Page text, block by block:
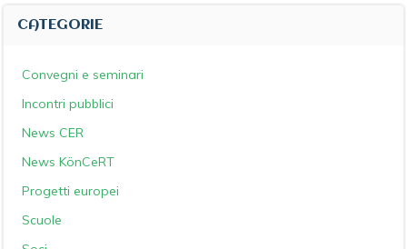
CATEGORIE
Convegni e seminari
Incontri pubblici
News CER
News KönCeRT
Progetti europei
Scuole